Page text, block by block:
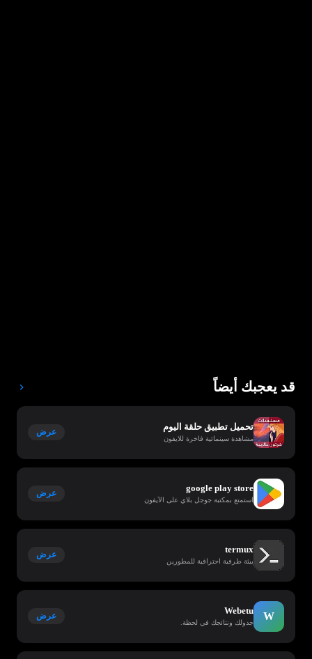
قد يعجبك أيضاً
تحميل تطبيق حلقة اليوم
مشاهدة سينمائية فاخرة للايفون
عرض
google play store
استمتع بمكتبة جوجل بلاي على الآيفون
عرض
termux
بيئة طرفية احترافية للمطورين
عرض
W
Webetu
جدولك ونتائجك في لحظة.
عرض